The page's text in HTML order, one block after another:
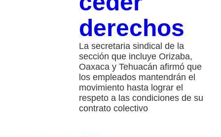
derechos
La secretaria sindical de la
sección que incluye Orizaba,
Oaxaca y Tehuacán afirmó que
los empleados mantendrán el
movimiento hasta lograr el
respeto a las condiciones de su
contrato colectivo